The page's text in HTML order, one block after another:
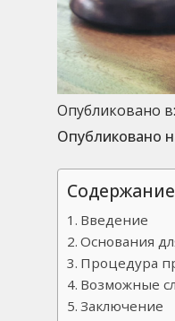
Опубликовано в:
Опубликовано
Содержание
Введение
Основания
Процедура
Возможные
Заключение